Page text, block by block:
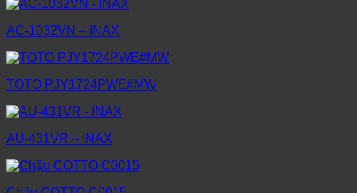
AC-1032VN – INAX
TOTO PJY1724PWE#MW
AU-431VR – INAX